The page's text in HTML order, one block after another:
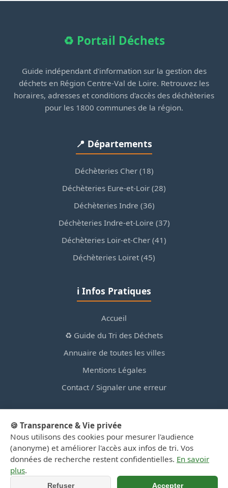
♻️ Portail Déchets
Guide indépendant d'information sur la gestion des
déchets en Région Centre-Val de Loire. Retrouvez les
horaires, adresses et conditions d'accès des déchèteries
pour les 1800 communes de la région.
📍 Départements
Déchèteries Cher (18)
Déchèteries Eure-et-Loir (28)
Déchèteries Indre (36)
Déchèteries Indre-et-Loire (37)
Déchèteries Loir-et-Cher (41)
Déchèteries Loiret (45)
ℹ️ Infos Pratiques
Accueil
♻️ Guide du Tri des Déchets
Annuaire de toutes les villes
Mentions Légales
Contact / Signaler une erreur
© 2026 PortailDesDechetsEnRegionCentre.fr — Site
d'information privé, non affilié aux collectivités.
🍪 Transparence & Vie privée
Nous utilisons des cookies pour mesurer l'audience
(anonyme) et améliorer l'accès aux infos de tri. Vos
données de recherche restent confidentielles. En savoir
plus.
Refuser Accepter